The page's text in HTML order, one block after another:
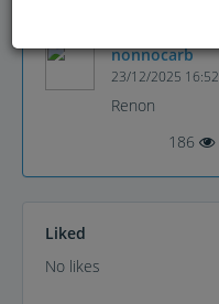
nonnocarb
23/12/2025 16:52
Renon
186
Liked
No likes